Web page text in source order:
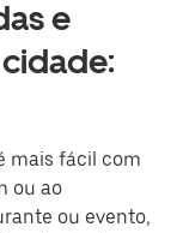
e
mais fácil com
ou ao
ou evento,